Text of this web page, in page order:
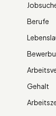
Berufe
Gehalt